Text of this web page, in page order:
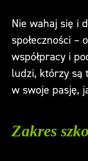
Nie wahaj się i
społeczności –
współpracy i
ludzi, którzy są
w swoje pasję,
Zakres